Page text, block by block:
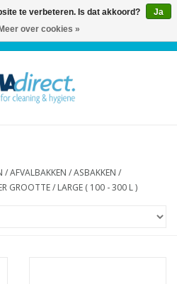
/AFVALBAKKEN / ASBAKKEN /
GROOTTE/LARGE ( 100 - 300 L )
te verbeteren. Is dat akkoord?
Ja
Meer over cookies »